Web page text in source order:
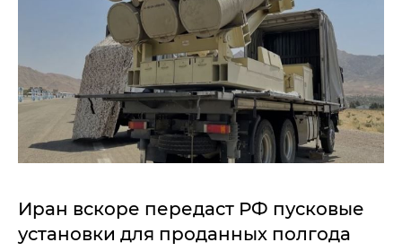
Иран вскоре передаст РФ пусковые
установки для проданных полгода